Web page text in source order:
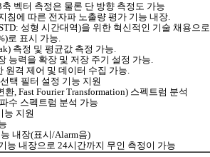
벡터 측정은 물론 단 방향 측정도 가능
침에 따른 전자파 노출량 평가 기능 내장.
성형 시간대역)을 위한 혁신적인 기술 채용으로
로 표시 가능.
측정 및 평균값 측정 가능.
능력을 확장 및 저장 주기 설정 가능.
원격 제어 및 데이터 수집 가능.
택 필터 설정 기능 지원
, Fast Fourier Transformation) 스펙트럼 분석
수 스펙트럼 분석 가능
능 지원
내장(표시/Alarm음)
능 내장으로 24시간까지 무인 측정이 가능